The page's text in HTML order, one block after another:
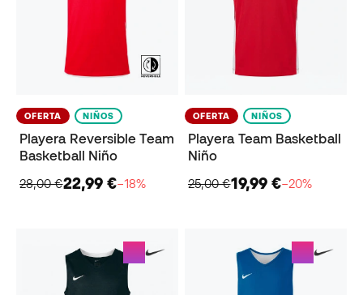
OFERTA NIÑOS
Playera Reversible Team
Basketball Niño
28,00 €22,99 €−18%
OFERTA NIÑOS
Playera Team Basketball
Niño
25,00 €19,99 €−20%